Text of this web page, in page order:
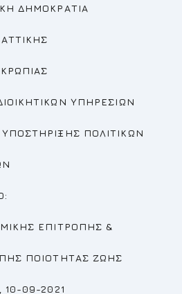
ΔΗΜΟΚΡΑΤΙΑ
ΥΠΗΡΕΣΙΩΝ
ΠΟΛΙΤΙΚΩΝ
ΕΠΙΤΡΟΠΗΣ &
ΠΟΙΟΤΗΤΑΣ ΖΩΗΣ
10-09-2021